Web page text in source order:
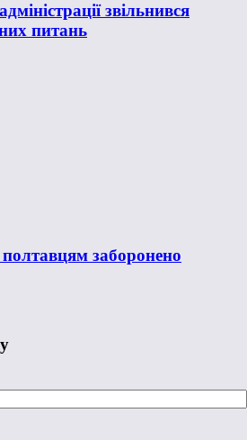
звільнився
питань
заборонено